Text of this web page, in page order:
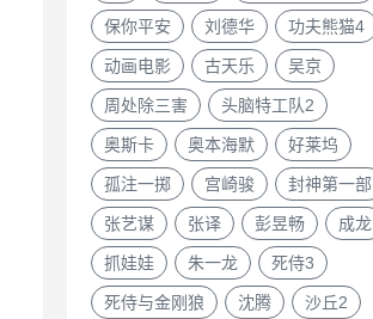
保你平安 刘德华 功夫熊猫4
动画电影 古天乐 吴京
周处除三害 头脑特工队2
奥斯卡 奥本海默 好莱坞
孤注一掷 宫崎骏 封神第一部
张艺谋 张译 彭昱畅 成龙
抓娃娃 朱一龙 死侍3
死侍与金刚狼 沈腾 沙丘2